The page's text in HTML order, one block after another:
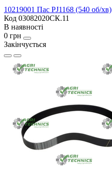
10219001 Пас PJ1168 (540 об/хв)
Код 03082020СК.11
В наявності
0 грн
Закінчується